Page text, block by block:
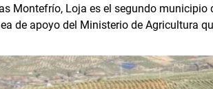
Montefrío, Loja es el segundo
de apoyo del Ministerio de Agricultura